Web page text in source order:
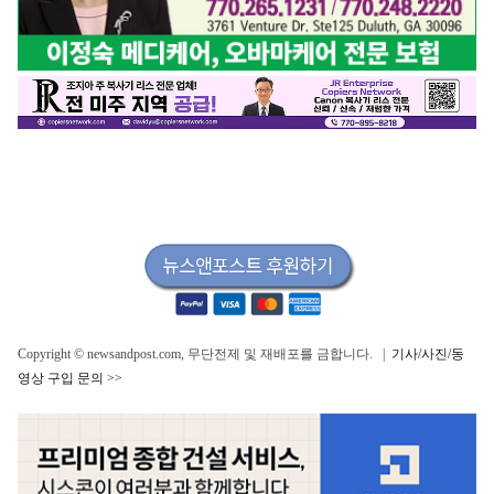
Copyright © newsandpost.com, 무단전제 및 재배포를 금합니다. | 기사/사진/동
영상 구입 문의 >>